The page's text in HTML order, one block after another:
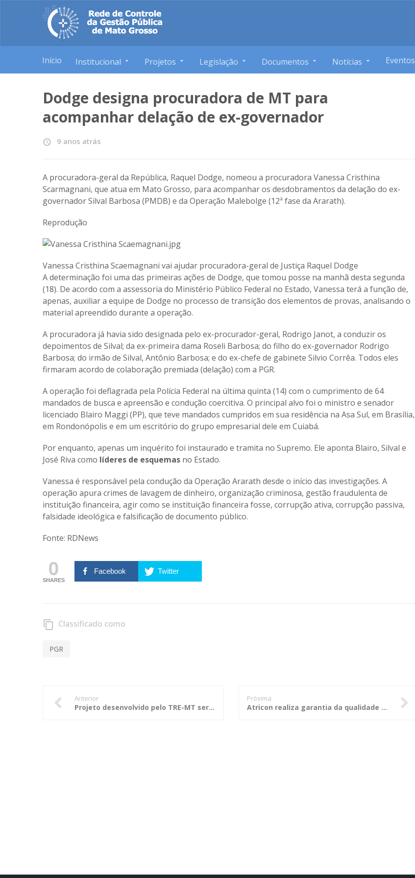
Início Institucional Projetos Legislação Documentos Notícias Eventos
Dodge designa procuradora de MT para
acompanhar delação de ex-governador
access_time 9 anos atrás
A procuradora-geral da República, Raquel Dodge, nomeou a procuradora Vanessa Cristhina
Scarmagnani, que atua em Mato Grosso, para acompanhar os desdobramentos da delação do ex-
governador Silval Barbosa (PMDB) e da Operação Malebolge (12ª fase da Ararath).
Reprodução
Vanessa Cristhina Scaemagnani vai ajudar procuradora-geral de Justiça Raquel Dodge
A determinação foi uma das primeiras ações de Dodge, que tomou posse na manhã desta segunda
(18). De acordo com a assessoria do Ministério Público Federal no Estado, Vanessa terá a função de,
apenas, auxiliar a equipe de Dodge no processo de transição dos elementos de provas, analisando o
material apreendido durante a operação.
A procuradora já havia sido designada pelo ex-procurador-geral, Rodrigo Janot, a conduzir os
depoimentos de Silval; da ex-primeira dama Roseli Barbosa; do filho do ex-governador Rodrigo
Barbosa; do irmão de Silval, Antônio Barbosa; e do ex-chefe de gabinete Silvio Corrêa. Todos eles
firmaram acordo de colaboração premiada (delação) com a PGR.
A operação foi deflagrada pela Polícia Federal na última quinta (14) com o cumprimento de 64
mandados de busca e apreensão e condução coercitiva. O principal alvo foi o ministro e senador
licenciado Blairo Maggi (PP), que teve mandados cumpridos em sua residência na Asa Sul, em Brasília,
em Rondonópolis e em um escritório do grupo empresarial dele em Cuiabá.
Por enquanto, apenas um inquérito foi instaurado e tramita no Supremo. Ele aponta Blairo, Silval e
José Riva como líderes de esquemas no Estado.
Vanessa é responsável pela condução da Operação Ararath desde o início das investigações. A
operação apura crimes de lavagem de dinheiro, organização criminosa, gestão fraudulenta de
instituição financeira, agir como se instituição financeira fosse, corrupção ativa, corrupção passiva,
falsidade ideológica e falsificação de documento público.
Fonte: RDNews
0
SHARES
Facebook Twitter
content_copy Classificado como
PGR
Anterior
Projeto desenvolvido pelo TRE-MT será apresentado em fórum nacional de Tecnologia da Informação
Próxima
Atricon realiza garantia da qualidade do MMD no TCEMG